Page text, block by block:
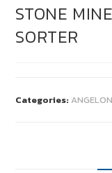
STONE
SORTER
Categories: